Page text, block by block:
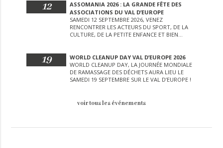
12
ASSOMANIA 2026 : LA GRANDE FÊTE DES
ASSOCIATIONS DU VAL D’EUROPE
SAMEDI 12 SEPTEMBRE 2026, VENEZ
RENCONTRER LES ACTEURS DU SPORT, DE LA
CULTURE, DE LA PETITE ENFANCE ET BIEN
19
WORLD CLEANUP DAY VAL D’EUROPE 2026
WORLD CLEANUP DAY, LA JOURNÉE MONDIALE
DE RAMASSAGE DES DÉCHETS AURA LIEU LE
SAMEDI 19 SEPTEMBRE SUR LE VAL D’EUROPE !
voir tous les événements